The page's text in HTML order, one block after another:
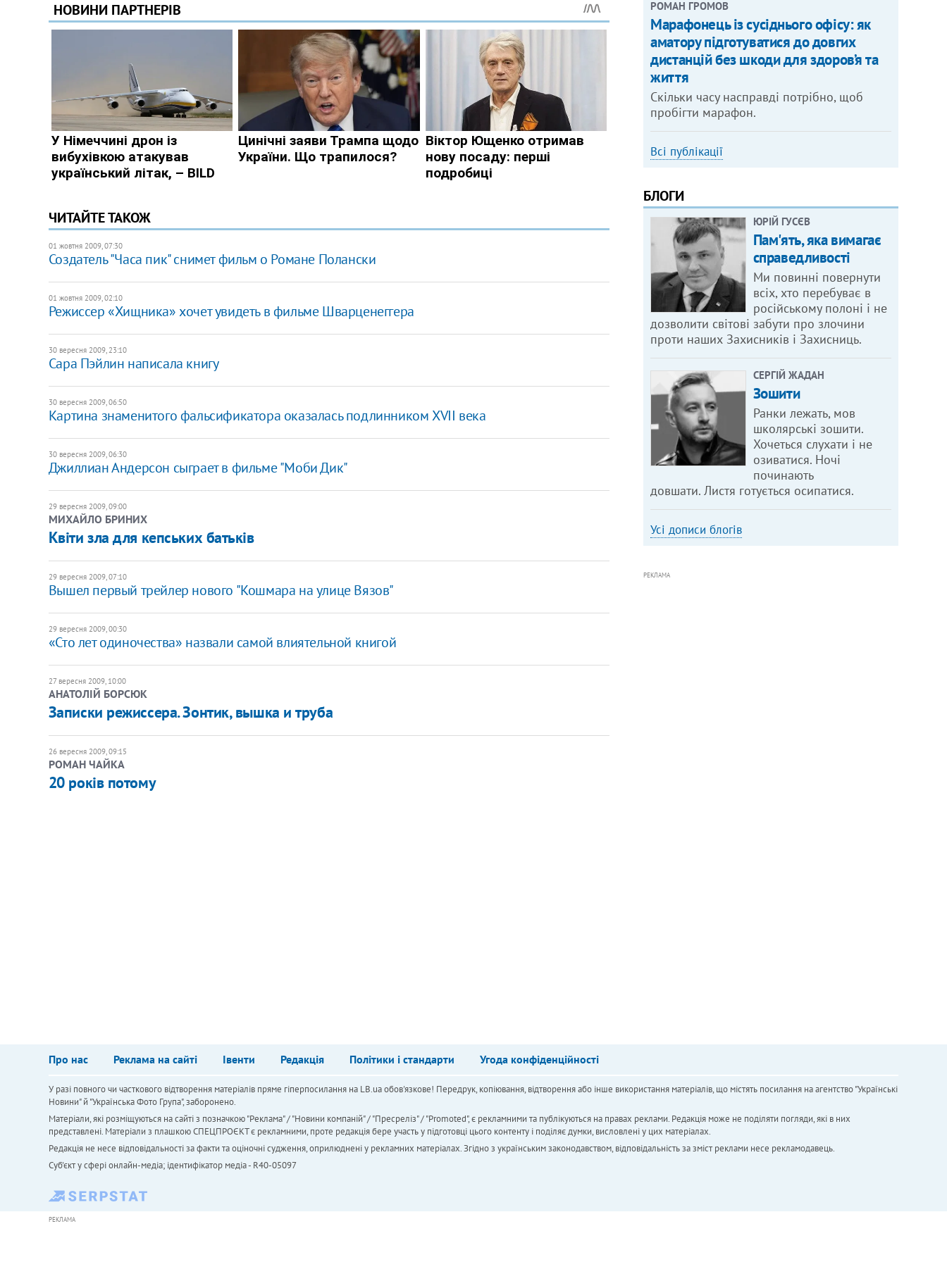
ЧИТАЙТЕ ТАКОЖ
01 жовтня 2009, 07:30
Создатель "Часа пик" снимет фильм о Романе Полански
01 жовтня 2009, 02:10
Режиссер «Хищника» хочет увидеть в фильме Шварценеггера
30 вересня 2009, 23:10
Сара Пэйлин написала книгу
30 вересня 2009, 06:50
Картина знаменитого фальсификатора оказалась подлинником XVII века
30 вересня 2009, 06:30
Джиллиан Андерсон сыграет в фильме "Моби Дик"
29 вересня 2009, 09:00
МИХАЙЛО БРИНИХ
Квіти зла для кепських батьків
29 вересня 2009, 07:10
Вышел первый трейлер нового "Кошмара на улице Вязов"
29 вересня 2009, 00:30
«Сто лет одиночества» назвали самой влиятельной книгой
27 вересня 2009, 10:00
АНАТОЛІЙ БОРСЮК
Записки режиссера. Зонтик, вышка и труба
26 вересня 2009, 09:15
РОМАН ЧАЙКА
20 років потому
РОМАН ГРОМОВ
Марафонець із сусіднього офісу: як
аматору підготуватися до довгих
дистанцій без шкоди для здоров’я та
життя
Скільки часу насправді потрібно, щоб
пробігти марафон.
Всі публікації
БЛОГИ
ЮРІЙ ГУСЄВ
Пам'ять, яка вимагає
справедливості
Ми повинні повернути
всіх, хто перебуває в
російському полоні і не
дозволити світові забути про злочини
проти наших Захисників і Захисниць.
СЕРГІЙ ЖАДАН
Зошити
Ранки лежать, мов
школярські зошити.
Хочеться слухати і не
озиватися. Ночі
починають
довшати. Листя готується осипатися.
Усі дописи блогів
РЕКЛАМА
Про нас Реклама на сайті Івенти Редакція Політики і стандарти Угода конфіденційності
У разі повного чи часткового відтворення матеріалів пряме гіперпосилання на LB.ua обов'язкове! Передрук, копіювання, відтворення або інше використання матеріалів, що містять посилання на агентство "Українськi
Новини" й "Українська Фото Група", заборонено.
Матеріали, які розміщуються на сайті з позначкою "Реклама" / "Новини компаній" / "Пресреліз" / "Promoted", є рекламними та публікуються на правах реклами. Редакція може не поділяти погляди, які в них
представлені. Матеріали з плашкою СПЕЦПРОЄКТ є рекламними, проте редакція бере участь у підготовці цього контенту і поділяє думки, висловлені у цих матеріалах.
Редакція не несе відповідальності за факти та оціночні судження, оприлюднені у рекламних матеріалах. Згідно з українським законодавством, відповідальність за зміст реклами несе рекламодавець.
Cуб'єкт у сфері онлайн-медіа; ідентифікатор медіа - R40-05097
РЕКЛАМА